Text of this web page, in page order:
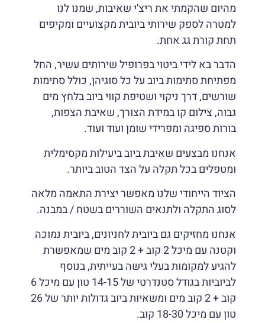
מהיום שהקמתי את ריצ'י שאיבות, שמנו לנו
למטרה לספק שירותי ביובית מקצועיים ומקיפים
תחת קורת גג אחת.
הדבר בא לידי ביטוי בפרופיל שירותים עשיר, החל
מפתיחת סתימות ביוב על כל סוגיהן, כולל סתימות
שורשים, דרך ניקוי ושטיפת קווי ביוב בלחץ מים
גבוה, צילום קו במידת הצורך, שאיבת הצפות,
בורות ספיגה ומפרידי שומן ועוד ועוד.
אנחנו מבצעים שאיבת ביוב ביעילות מקסימלית
ומטפלים בכל תקלה על הצד הטוב ביותר.
הציוד הייחודי שלנו מאפשר יצירת התאמה מלאה
לסוג התקלה ולתנאים השוררים בשטח / במבנה.
אנחנו מחזיקים גם ביובית לחניונים, ביובית נמוכה
וקטנה עם מיכל 2 קוב + 2 קוב מים שמאפשרת
להגיע למקומות בעלי גישה בעייתית, בנוסף
לביוביות בגודל סטנדרטי של 14-15 טון עם מיכל 6
קוב + 2 קוב מים ומשאיות ביוב גדולות יותר של 26
טון עם מיכל 18-30 קוב.